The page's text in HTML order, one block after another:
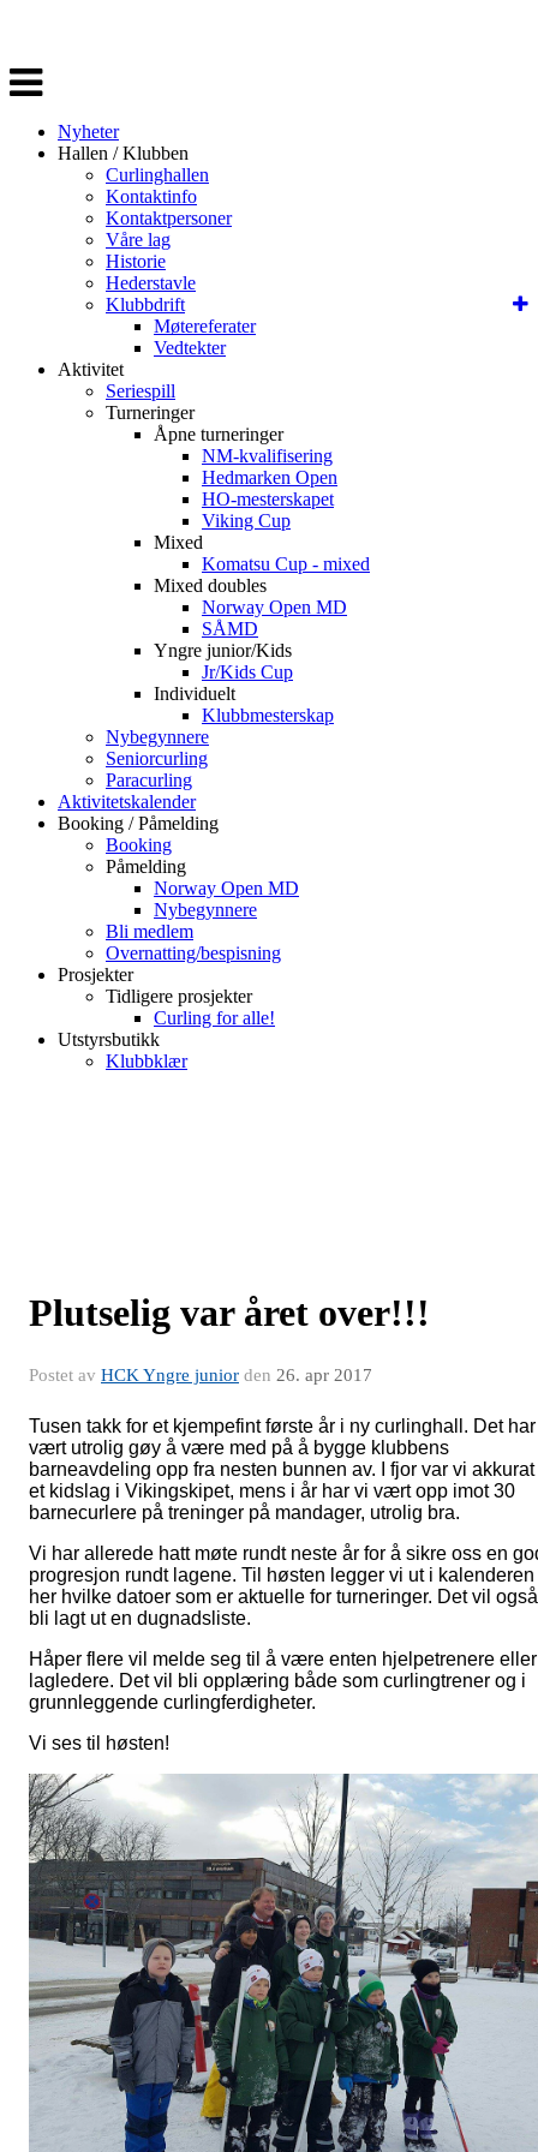
Veksle
navigasjon
Nyheter
Hallen / Klubben
Curlinghallen
Kontaktinfo
Kontaktpersoner
Våre lag
Historie
Hederstavle
Klubbdrift
Møtereferater
Vedtekter
Aktivitet
Seriespill
Turneringer
Åpne turneringer
NM-kvalifisering
Hedmarken Open
HO-mesterskapet
Viking Cup
Mixed
Komatsu Cup - mixed
Mixed doubles
Norway Open MD
SÅMD
Yngre junior/Kids
Jr/Kids Cup
Individuelt
Klubbmesterskap
Nybegynnere
Seniorcurling
Paracurling
Aktivitetskalender
Booking / Påmelding
Booking
Påmelding
Norway Open MD
Nybegynnere
Bli medlem
Overnatting/bespisning
Prosjekter
Tidligere prosjekter
Curling for alle!
Utstyrsbutikk
Klubbklær
Plutselig var året over!!!
Postet av HCK Yngre junior den 26. apr 2017
Tusen takk for et kjempefint første år i ny curlinghall. Det har
vært utrolig gøy å være med på å bygge klubbens
barneavdeling opp fra nesten bunnen av. I fjor var vi akkurat
et kidslag i Vikingskipet, mens i år har vi vært opp imot 30
barnecurlere på treninger på mandager, utrolig bra.
Vi har allerede hatt møte rundt neste år for å sikre oss en
progresjon rundt lagene. Til høsten legger vi ut i kalenderen
her hvilke datoer som er aktuelle for turneringer. Det vil også
bli lagt ut en dugnadsliste.
Håper flere vil melde seg til å være enten hjelpetrenere eller
lagledere. Det vil bli opplæring både som curlingtrener og i
grunnleggende curlingferdigheter.
Vi ses til høsten!